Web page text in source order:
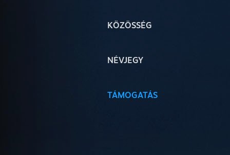
KÖZÖSSÉG
NÉVJEGY
TÁMOGATÁS